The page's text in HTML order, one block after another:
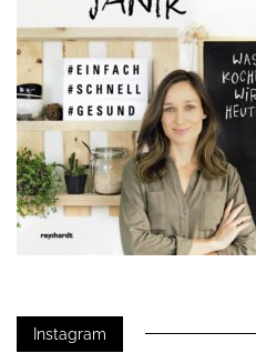
Instagram